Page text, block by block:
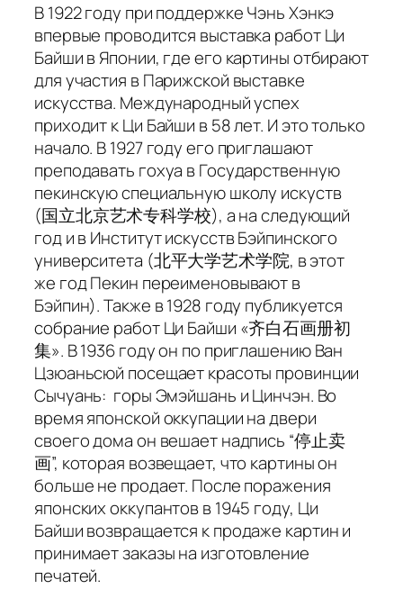
В 1922 году при поддержке Чэнь Хэнкэ
впервые проводится выставка работ Ци
Байши в Японии, где его картины отбирают
для участия в Парижской выставке
искусства. Международный успех
приходит к Ци Байши в 58 лет. И это только
начало. В 1927 году его приглашают
преподавать гохуа в Государственную
пекинскую специальную школу искуств
(国立北京艺术专科学校), а на следующий
год и в Институт искусств Бэйпинского
университета (北平大学艺术学院, в этот
же год Пекин переименовывают в
Бэйпин). Также в 1928 году публикуется
собрание работ Ци Байши «齐白石画册初
集». В 1936 году он по приглашению Ван
Цзюаньсюй посещает красоты провинции
Сычуань: горы Эмэйшань и Цинчэн. Во
время японской оккупации на двери
своего дома он вешает надпись “停止卖
画”, которая возвещает, что картины он
больше не продает. После поражения
японских оккупантов в 1945 году, Ци
Байши возвращается к продаже картин и
принимает заказы на изготовление
печатей.